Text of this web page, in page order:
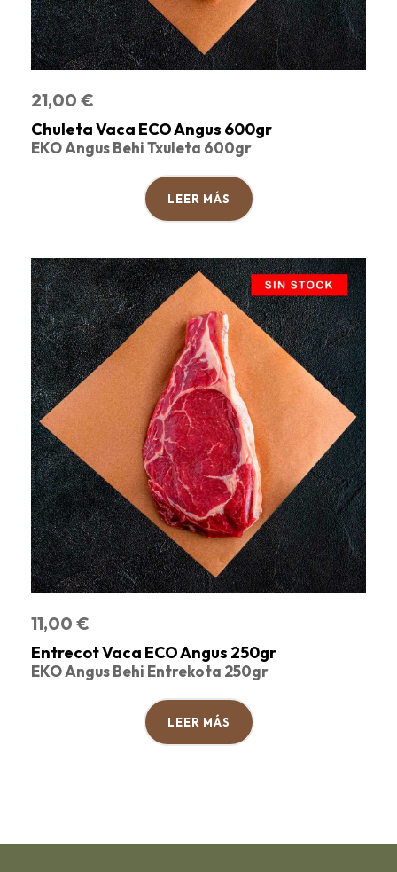
21,00 €
Chuleta Vaca ECO Angus 600gr
EKO Angus Behi Txuleta 600gr
LEER MÁS
11,00 €
Entrecot Vaca ECO Angus 250gr
EKO Angus Behi Entrekota 250gr
LEER MÁS